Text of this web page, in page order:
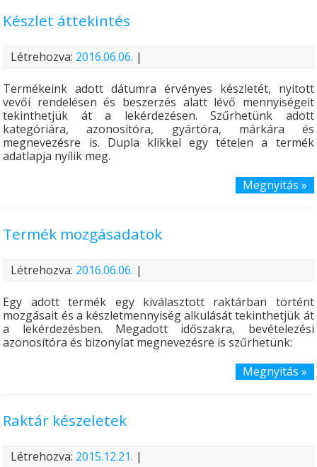
Készlet áttekintés
Létrehozva: 2016.06.06. |
Termékeink adott dátumra érvényes készletét, nyitott
vevői rendelésen és beszerzés alatt lévő mennyiségeit
tekinthetjük át a lekérdezésen. Szűrhetünk adott
kategóriára, azonosítóra, gyártóra, márkára és
megnevezésre is. Dupla klikkel egy tételen a termék
adatlapja nyílik meg.
Megnyitás »
Termék mozgásadatok
Létrehozva: 2016.06.06. |
Egy adott termék egy kiválasztott raktárban történt
mozgásait és a készletmennyiség alkulását tekinthetjük át
a lekérdezésben. Megadott időszakra, bevételezési
azonosítóra és bizonylat megnevezésre is szűrhetünk:
Megnyitás »
Raktár készeletek
Létrehozva: 2015.12.21. |